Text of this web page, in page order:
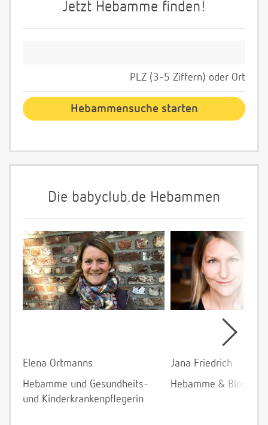
Jetzt Hebamme finden!
PLZ (3-5 Ziffern) oder Ort
Die babyclub.de Hebammen
Elena Ortmanns
Hebamme und Gesundheits-
und Kinderkrankenpflegerin
Jana Friedrich
Hebamme &